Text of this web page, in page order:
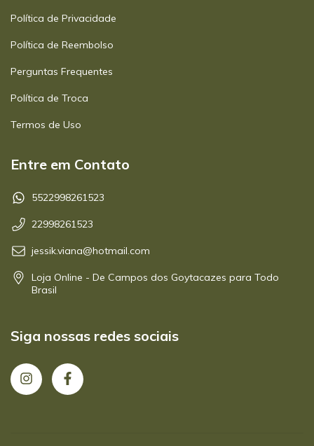
Política de Privacidade
Política de Reembolso
Perguntas Frequentes
Política de Troca
Termos de Uso
Entre em Contato
5522998261523
22998261523
jessik.viana@hotmail.com
Loja Online - De Campos dos Goytacazes para Todo
Brasil
Siga nossas redes sociais